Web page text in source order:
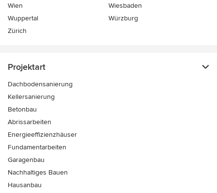
Wien
Wiesbaden
Wuppertal
Würzburg
Zürich
Projektart
Dachbodensanierung
Kellersanierung
Betonbau
Abrissarbeiten
Energieeffizienzhäuser
Fundamentarbeiten
Garagenbau
Nachhaltiges Bauen
Hausanbau